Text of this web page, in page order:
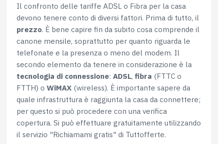
Accetta selezionati
Rifiuta
Il confronto delle tariffe ADSL o Fibra per la casa
devono tenere conto di diversi fattori. Prima di tutto, il
prezzo. È bene capire fin da subito cosa comprende il
canone mensile, soprattutto per quanto riguarda le
telefonate e la presenza o meno del modem. Il
secondo elemento da tenere in considerazione è la
tecnologia di connessione: ADSL, fibra (FTTC o
FTTH) o WiMAX (wireless). È importante sapere da
quale infrastruttura è raggiunta la casa da connettere;
per questo si può procedere con una verifica
copertura. Si può effettuare gratuitamente utilizzando
il servizio "Richiamami gratis" di Tuttofferte.